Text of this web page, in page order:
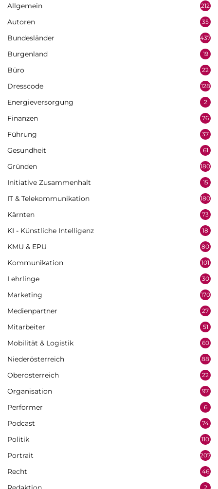
Allgemein 212
Autoren 35
Bundesländer 437
Burgenland 19
Büro 22
Dresscode 128
Energieversorgung 2
Finanzen 76
Führung 37
Gesundheit 61
Gründen 180
Initiative Zusammenhalt 15
IT & Telekommunikation 180
Kärnten 73
KI - Künstliche Intelligenz 18
KMU & EPU 80
Kommunikation 101
Lehrlinge 30
Marketing 170
Medienpartner 27
Mitarbeiter 51
Mobilität & Logistik 60
Niederösterreich 88
Oberösterreich 22
Organisation 97
Performer 6
Podcast 74
Politik 110
Portrait 207
Recht 46
2